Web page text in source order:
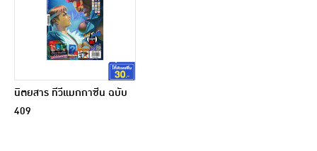
นิตยสาร ทีวีแมกกาซีน ฉบับ
409